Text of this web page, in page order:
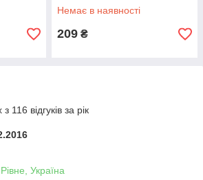
Немає в наявності
209 ₴
116 відгуків за рік
Україна